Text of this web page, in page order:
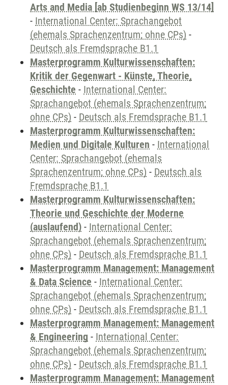
Arts and Media [ab Studienbeginn WS 13/14]
- International Center: Sprachangebot
(ehemals Sprachenzentrum; ohne CPs) -
Deutsch als Fremdsprache B1.1
Masterprogramm Kulturwissenschaften:
Kritik der Gegenwart - Künste, Theorie,
Geschichte - International Center:
Sprachangebot (ehemals Sprachenzentrum;
ohne CPs) - Deutsch als Fremdsprache B1.1
Masterprogramm Kulturwissenschaften:
Medien und Digitale Kulturen - International
Center: Sprachangebot (ehemals
Sprachenzentrum; ohne CPs) - Deutsch als
Fremdsprache B1.1
Masterprogramm Kulturwissenschaften:
Theorie und Geschichte der Moderne
(auslaufend) - International Center:
Sprachangebot (ehemals Sprachenzentrum;
ohne CPs) - Deutsch als Fremdsprache B1.1
Masterprogramm Management: Management
& Data Science - International Center:
Sprachangebot (ehemals Sprachenzentrum;
ohne CPs) - Deutsch als Fremdsprache B1.1
Masterprogramm Management: Management
& Engineering - International Center:
Sprachangebot (ehemals Sprachenzentrum;
ohne CPs) - Deutsch als Fremdsprache B1.1
Masterprogramm Management: Management